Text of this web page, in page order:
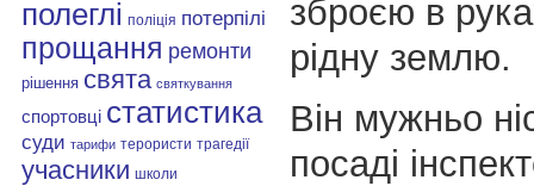
полеглі поліція потерпілі
прощання ремонти
рішення свята святкування
спортовці статистика
суди тарифи терористи трагедії
учасники школи
зброєю в
рідну землю.
Він мужньо
посаді